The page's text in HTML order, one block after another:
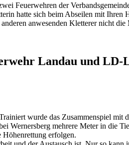
Feuerwehren der
hatte sich beim Abseilen mit
anwesenden Kletterer nicht
Landau und LD-
wurde das Zusammenspiel
Wernersberg mehrere Meter in die
Höhenrettung erfolgen.